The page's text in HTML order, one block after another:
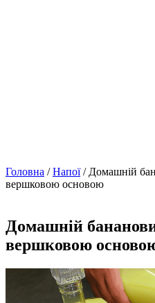
Головна /Напої/ Домашній
вершковою основою
Домашній
вершковою